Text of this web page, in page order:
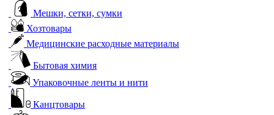
Мешки, сетки, сумки
Хозтовары
Медицинские расходные материалы
Бытовая химия
Упаковочные ленты и нити
Канцтовары